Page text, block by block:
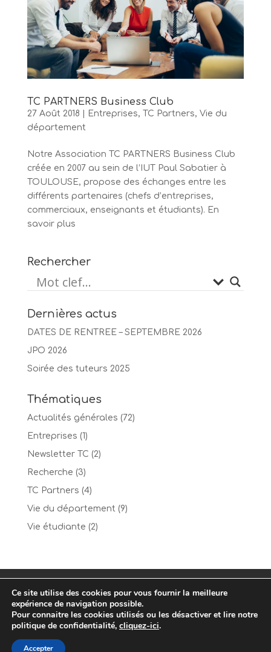
TC PARTNERS Business Club
27 Août 2018 Entreprises, TC Partners, Vie du
département
Notre Association TC PARTNERS Business Club
créée en 2007 au sein de l’IUT Paul Sabatier à
TOULOUSE, propose des échanges entre les
différents partenaires (chefs d’entreprises,
commerciaux, enseignants et étudiants). En
savoir plus
Rechercher
Dernières actus
DATES DE RENTREE – SEPTEMBRE 2026
JPO 2026
Soirée des tuteurs 2025
Thématiques
Actualités générales (72)
Entreprises (1)
Newsletter TC (2)
Recherche (3)
TC Partners (4)
Vie du département(9)
Vie étudiante (2)
Politique de confidentialité
Ce site utilise des cookies pour vous fournir la meilleure
expérience de navigation possible.
Pour connaitre les cookies utilisés ou les désactiver et lire notre
politique de confidentialité, cliquez-ici.
Accepter